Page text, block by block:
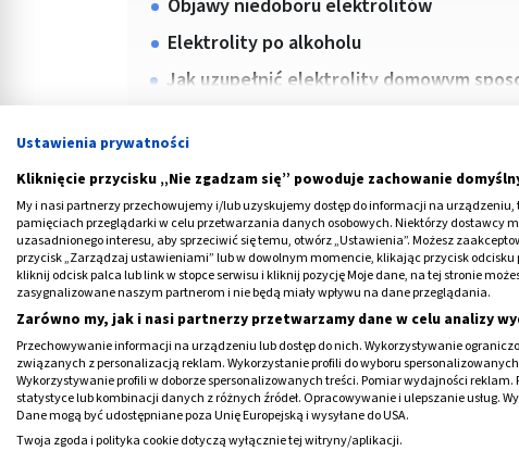
Objawy niedoboru elektrolitów
Elektrolity po alkoholu
Jak uzupełnić elektrolity domowym
Reklama
Ustawienia prywatności
Kliknięcie przycisku „Nie zgadzam się” powoduje zachowanie
My i nasi partnerzy przechowujemy i/lub uzyskujemy dostęp do informacji na
pamięciach przeglądarki w celu przetwarzania danych osobowych. Niektórzy dostawcy
uzasadnionego interesu, aby sprzeciwić się temu, otwórz „Ustawienia”. Możesz
przycisk „Zarządzaj ustawieniami” lub w dowolnym momencie, klikając przycisk
kliknij odcisk palca lub link w stopce serwisu i kliknij pozycję Moje dane, na tej stronie
zasygnalizowane naszym partnerom i nie będą miały wpływu na dane przeglądania.
Zarówno my, jak i nasi partnerzy przetwarzamy dane w celu analizy
Przechowywanie informacji na urządzeniu lub dostęp do nich. Wykorzystywanie
związanych z personalizacją reklam. Wykorzystanie profili do wyboru
Wykorzystywanie profili w doborze spersonalizowanych treści. Pomiar wydajności
statystyce lub kombinacji danych z różnych źródeł. Opracowywanie i ulepszanie usług.
Dane mogą być udostępniane poza Unię Europejską i wysyłane do USA.
Twoja zgoda i polityka cookie dotyczą wyłącznie tej witryny/aplikacji.